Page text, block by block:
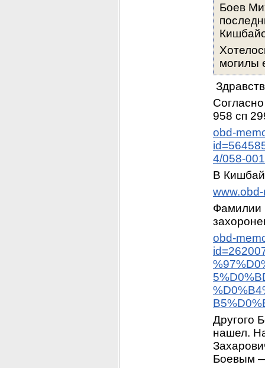
Боев
могилы
958 сп
obd-
4/058-
В
Фамилии
obd-
Другого
нашел.
Боевым